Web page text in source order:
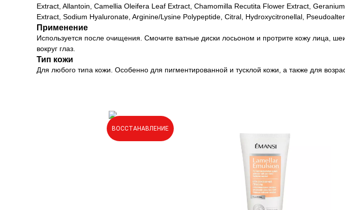
Extract, Allantoin, Camellia Oleifera Leaf Extract, Chamomilla Recutita Flower Extract,
Extract, Sodium Hyaluronate, Arginine/Lysine Polypeptide, Citral, Hydroxycitronellal,
Применение
Используется после очищения. Смочите ватные диски лосьоном и протрите кожу лица,
вокруг глаз.
Тип кожи
Для любого типа кожи. Особенно для пигментированной и тусклой кожи, а также для
ВОССТАНАВЛЕНИЕ